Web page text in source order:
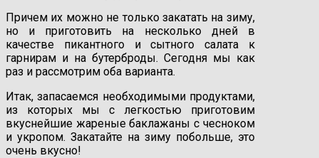
Причем их можно не только закатать на зиму,
но и приготовить на несколько дней в
качестве пикантного и сытного салата к
гарнирам и на бутерброды. Сегодня мы как
раз и рассмотрим оба варианта.
Итак, запасаемся необходимыми продуктами,
из которых мы с легкостью приготовим
вкуснейшие жареные баклажаны с чесноком
и укропом. Закатайте на зиму побольше, это
очень вкусно!